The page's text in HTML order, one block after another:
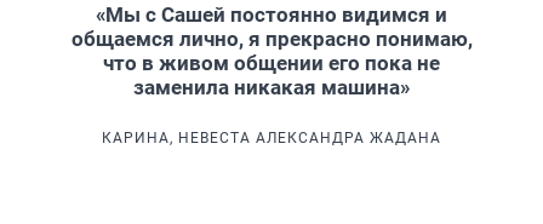
«Мы с Сашей постоянно видимся и
общаемся лично, я прекрасно понимаю,
что в живом общении его пока не
заменила никакая машина»
КАРИНА, НЕВЕСТА АЛЕКСАНДРА ЖАДАНА